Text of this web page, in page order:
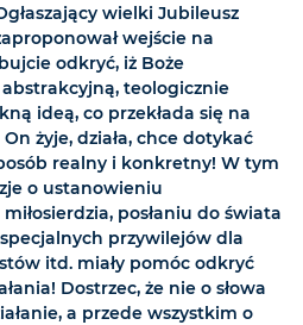
wielki Jubileusz
wejście na
odkryć, iż Boże
teologicznie
ideą, co przekłada się na
żyje, działa, chce dotykać
realny i konkretny! W tym
o ustanowieniu
miłosierdzia, posłaniu do świata
specjalnych przywilejów dla
itd. miały pomóc odkryć
Dostrzec, że nie o słowa
a przede wszystkim o